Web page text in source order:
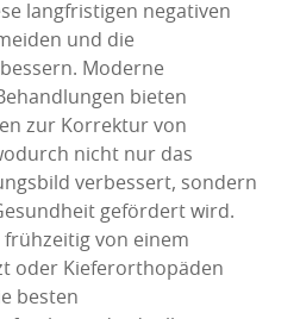
langfristigen negativen
und die
Moderne
bieten
zur Korrektur von
nicht nur das
verbessert, sondern
gefördert wird.
frühzeitig von einem
oder Kieferorthopäden
besten